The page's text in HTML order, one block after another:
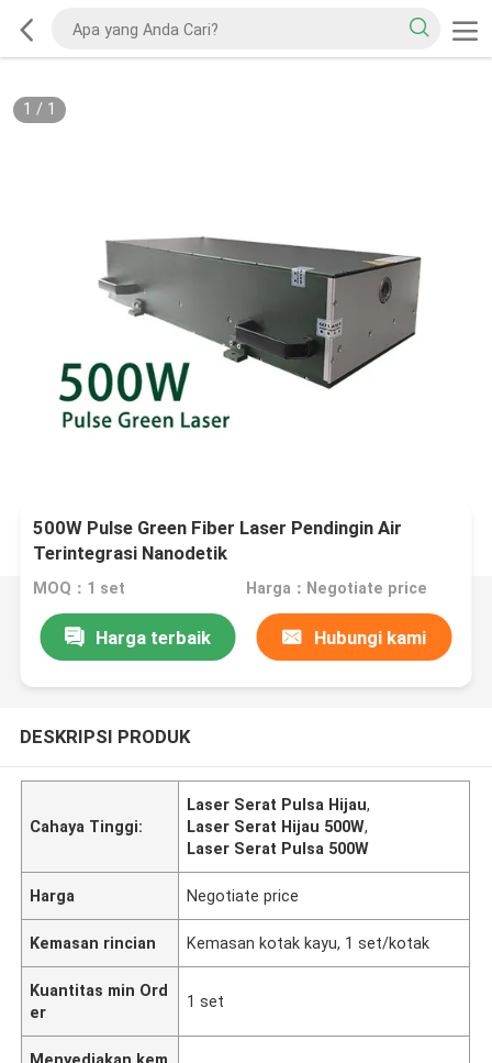
1 / 1
500W Pulse Green Fiber Laser Pendingin Air
Terintegrasi Nanodetik
MOQ：1 set Harga：Negotiate price
Harga terbaik Hubungi kami
DESKRIPSI PRODUK
Cahaya Tinggi:
Laser Serat Pulsa Hijau,
Laser Serat Hijau 500W,
Laser Serat Pulsa 500W
Harga Negotiate price
Kemasan rincian Kemasan kotak kayu, 1 set/kotak
Kuantitas min Ord
er
1 set
Menyediakan kem